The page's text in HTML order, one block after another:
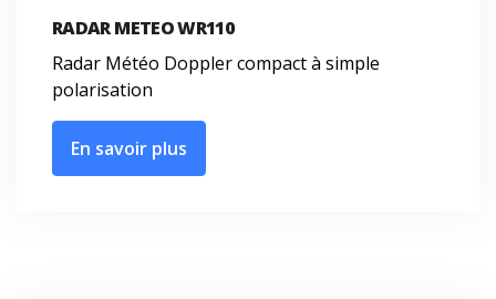
RADAR METEO WR110
Radar Météo Doppler compact à simple
polarisation
En savoir plus